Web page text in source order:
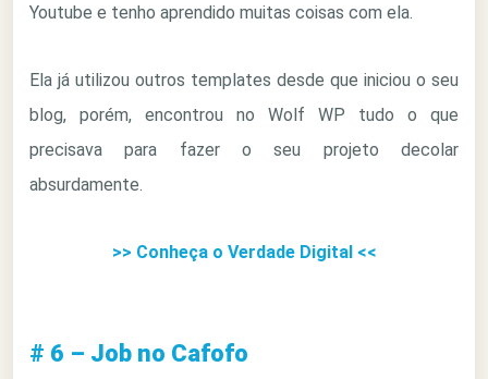
Youtube e tenho aprendido muitas coisas com ela.
Ela já utilizou outros templates desde que iniciou o seu
blog, porém, encontrou no Wolf WP tudo o que
precisava para fazer o seu projeto decolar
absurdamente.
>> Conheça o Verdade Digital <<
# 6 – Job no Cafofo